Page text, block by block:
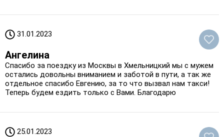
31.01.2023
Ангелина
Спасибо за поездку из Москвы в Хмельницкий мы с мужем
остались довольны вниманием и заботой в пути, а так же
отдельное спасибо Евгению, за то что вызвал нам такси!
Теперь будем ездить только с Вами. Благодарю
25.01.2023